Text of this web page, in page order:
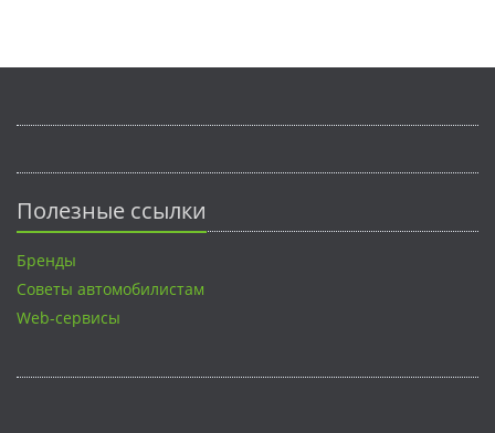
Полезные ссылки
Бренды
Советы автомобилистам
Web-сервисы